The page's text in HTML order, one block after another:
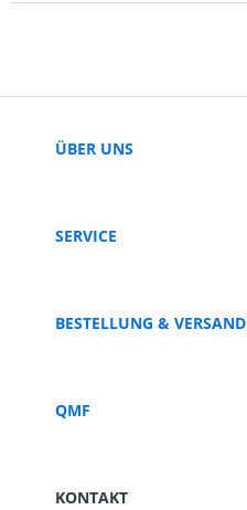
ÜBER UNS
SERVICE
BESTELLUNG & VERSAND
QMF
KONTAKT